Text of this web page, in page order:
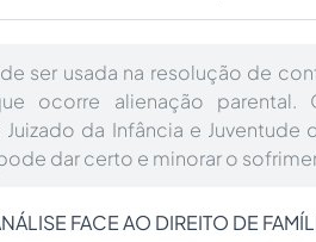
ser usada na resolução de
ocorre alienação
Juizado da Infância e
dar certo e minorar o
FACE AO DIREITO DE